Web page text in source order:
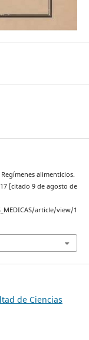
alimenticios.
[citado 9 de agosto de
article/view/1
de Ciencias